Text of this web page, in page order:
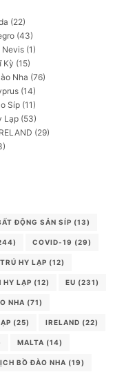
(22)
(43)
Nevis (1)
Kỳ (15)
Nha (76)
(14)
Síp (11)
Lạp(53)
(29)
ĐỘNG SẢN SÍP (13)
COVID-19 (29)
HY LẠP (12)
HY LẠP (12) EU (231)
NHA (71)
(25) IRELAND (22)
MALTA (14)
BỒ ĐÀO NHA (19)